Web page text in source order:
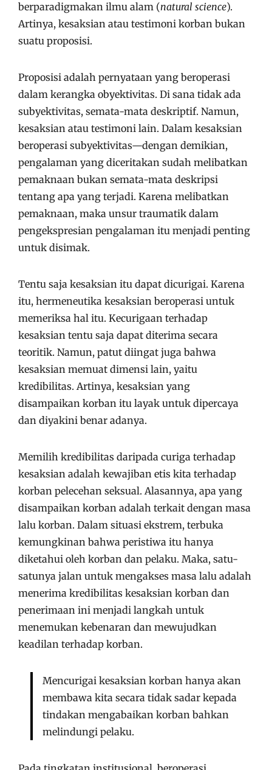
berparadigmakan ilmu alam (natural science).
Artinya, kesaksian atau testimoni korban bukan
suatu proposisi.
Proposisi adalah pernyataan yang beroperasi
dalam kerangka obyektivitas. Di sana tidak ada
subyektivitas, semata-mata deskriptif. Namun,
kesaksian atau testimoni lain. Dalam kesaksian
beroperasi subyektivitas—dengan demikian,
pengalaman yang diceritakan sudah melibatkan
pemaknaan bukan semata-mata deskripsi
tentang apa yang terjadi. Karena melibatkan
pemaknaan, maka unsur traumatik dalam
pengekspresian pengalaman itu menjadi penting
untuk disimak.
Tentu saja kesaksian itu dapat dicurigai. Karena
itu, hermeneutika kesaksian beroperasi untuk
memeriksa hal itu. Kecurigaan terhadap
kesaksian tentu saja dapat diterima secara
teoritik. Namun, patut diingat juga bahwa
kesaksian memuat dimensi lain, yaitu
kredibilitas. Artinya, kesaksian yang
disampaikan korban itu layak untuk dipercaya
dan diyakini benar adanya.
Memilih kredibilitas daripada curiga terhadap
kesaksian adalah kewajiban etis kita terhadap
korban pelecehan seksual. Alasannya, apa yang
disampaikan korban adalah terkait dengan masa
lalu korban. Dalam situasi ekstrem, terbuka
kemungkinan bahwa peristiwa itu hanya
diketahui oleh korban dan pelaku. Maka, satu-
satunya jalan untuk mengakses masa lalu adalah
menerima kredibilitas kesaksian korban dan
penerimaan ini menjadi langkah untuk
menemukan kebenaran dan mewujudkan
keadilan terhadap korban.
Mencurigai kesaksian korban hanya akan
membawa kita secara tidak sadar kepada
tindakan mengabaikan korban bahkan
melindungi pelaku.